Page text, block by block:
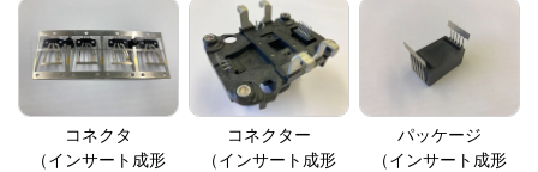
コネクタ
（インサート成形
コネクター
（インサート成形
パッケージ
（インサート成形